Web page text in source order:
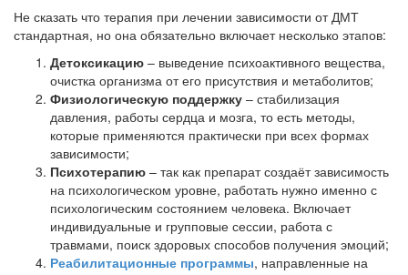
Не сказать что терапия при лечении зависимости от ДМТ
стандартная, но она обязательно включает несколько этапов:
Детоксикацию – выведение психоактивного вещества,
очистка организма от его присутствия и метаболитов;
Физиологическую поддержку – стабилизация
давления, работы сердца и мозга, то есть методы,
которые применяются практически при всех формах
зависимости;
Психотерапию – так как препарат создаёт зависимость
на психологическом уровне, работать нужно именно с
психологическим состоянием человека. Включает
индивидуальные и групповые сессии, работа с
травмами, поиск здоровых способов получения эмоций;
Реабилитационные программы, направленные на